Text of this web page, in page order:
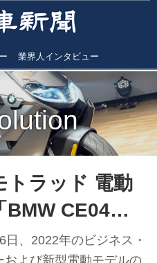
業界人インタビュー
トラッド 電動
BMW CE04」
ボリューショ
日、2022年のビジネス・